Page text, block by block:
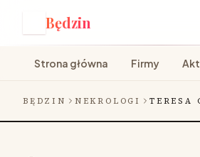
Będzin
Strona główna Firmy
BĘDZIN NEKROLOGI TERESA